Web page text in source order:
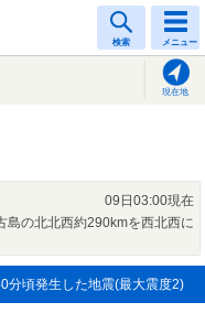
検索 メニュー
現在地
09日03:00現在
島の北北西約290kmを西北西に
分頃発生した地震(最大震度2)